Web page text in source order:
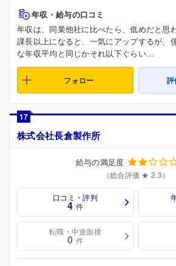
年収・給与の口コミ
年収は、同業他社に比べたら、低めだと思
課長以上になると、一気にアップするが、
な年収平均と同じかそれ以下ぐらい...
フォロー
17
株式会社長倉製作所
給与の満足度
（総合評価 ★ 2.3）
口コミ・評判
4 件
転職・中途面接
0 件